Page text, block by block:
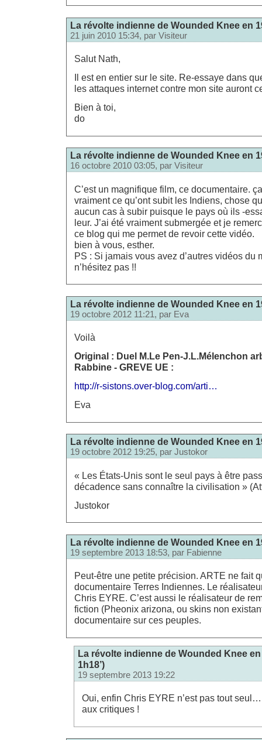
La révolte indienne de Wounded Knee en
21 juin 2010 15:34, par Visiteur
Salut Nath,
Il est en entier sur le site. Re-essaye dans
les attaques internet contre mon site auront
Bien à toi,
do
La révolte indienne de Wounded Knee en
16 octobre 2010 03:05, par Visiteur
C’est un magnifique film, ce documentaire.
vraiment ce qu’ont subit les Indiens, chose
aucun cas à subir puisque le pays où ils -
leur. J’ai été vraiment submergée et je
ce blog qui me permet de revoir cette vidéo.
bien à vous, esther.
PS : Si jamais vous avez d’autres vidéos du
n’hésitez pas !!
La révolte indienne de Wounded Knee en
19 octobre 2012 11:21, par Eva
Voilà
Original : Duel M.Le Pen-J.L.Mélenchon
Rabbine - GREVE UE :
http://r-sistons.over-blog.com/arti…
Eva
La révolte indienne de Wounded Knee en
19 octobre 2012 19:25, par Justokor
« Les États-Unis sont le seul pays à être
décadence sans connaître la civilisation »
Justokor
La révolte indienne de Wounded Knee en
19 septembre 2013 18:53, par Fabienne
Peut-être une petite précision. ARTE ne fait
documentaire Terres Indiennes. Le
Chris EYRE. C’est aussi le réalisateur de
fiction (Pheonix arizona, ou skins non
documentaire sur ces peuples.
La révolte indienne de Wounded Knee
1h18’)
19 septembre 2013 19:22
Oui, enfin Chris EYRE n’est pas tout
aux critiques !